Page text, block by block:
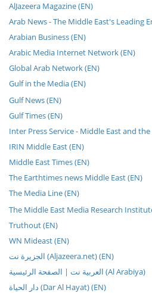
AlJazeera Magazine (EN)
Arab News - The Middle East's Leading
Arabian Business (EN)
Arabic Media Internet Network (EN)
Global Arab Network (EN)
Gulf in the Media (EN)
Gulf News (EN)
Gulf Times (EN)
Inter Press Service - Middle East and
IRIN Middle East (EN)
Middle East Times (EN)
The Earthtimes news Middle East (EN)
The Media Line (EN)
The Middle East Media Research
Truthout (EN)
WN Mideast (EN)
الجزيرة نت (Aljazeera.net) (EN)
العربية نت | الصفحة الرئيسية (Al Arabiya)
دار الحياة (Dar Al Hayat) (EN)